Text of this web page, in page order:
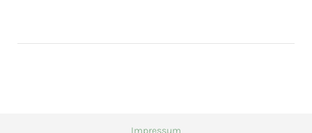
Impressum